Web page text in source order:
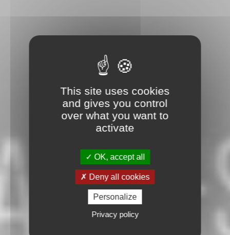
This site uses cookies
and gives you control
over what you want to
activate
OK, accept all
Deny all cookies
Personalize
Privacy policy